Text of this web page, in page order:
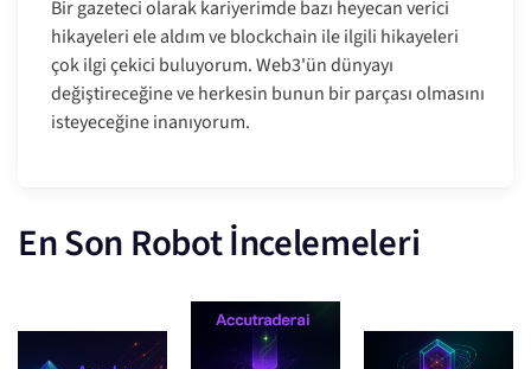
Bir gazeteci olarak kariyerimde bazı heyecan verici
hikayeleri ele aldım ve blockchain ile ilgili hikayeleri
çok ilgi çekici buluyorum. Web3'ün dünyayı
değiştireceğine ve herkesin bunun bir parçası olmasını
isteyeceğine inanıyorum.
En Son Robot İncelemeleri